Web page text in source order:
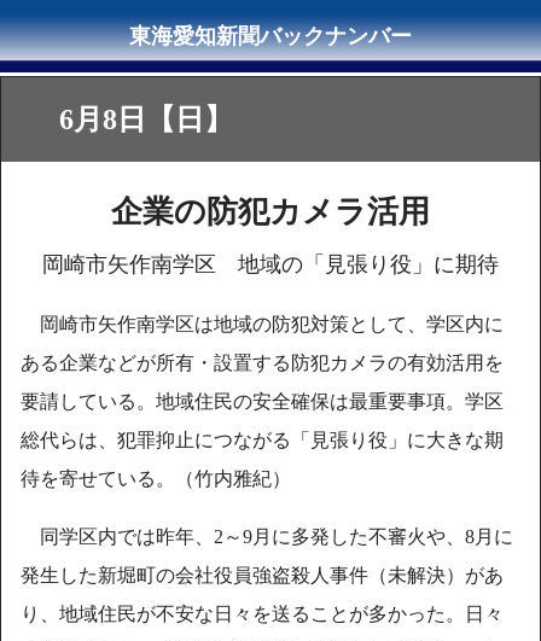
6月8日【日】
企業の防犯カメラ活用
岡崎市矢作南学区 地域の「見張り役」に期待
岡崎市矢作南学区は地域の防犯対策として、学区内に
ある企業などが所有・設置する防犯カメラの有効活用を
要請している。地域住民の安全確保は最重要事項。学区
総代らは、犯罪抑止につながる「見張り役」に大きな期
待を寄せている。（竹内雅紀）
同学区内では昨年、2～9月に多発した不審火や、8月に
発生した新堀町の会社役員強盗殺人事件（未解決）があ
り、地域住民が不安な日々を送ることが多かった。日々